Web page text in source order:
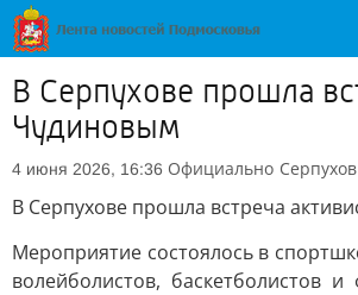
В Серпухове прошла
Чудиновым
4 июня 2026, 16:36 Официально Серпухов
В Серпухове прошла встреча
Мероприятие состоялось в
волейболистов, баскетболистов